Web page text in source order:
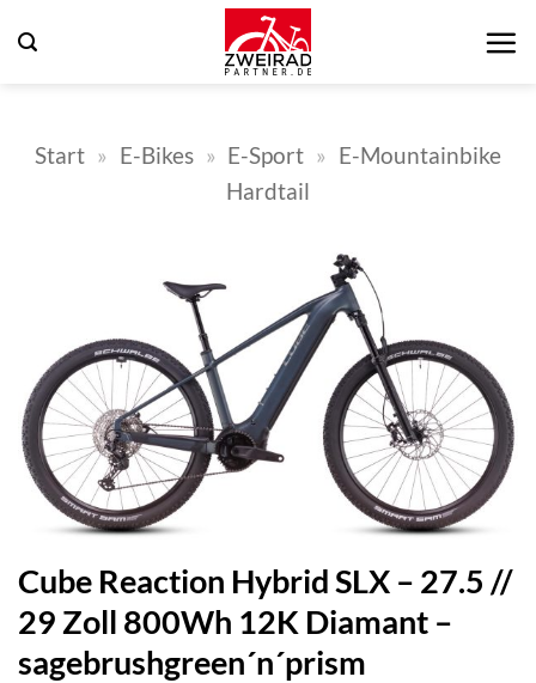
Inhalt
Start » E-Bikes » E-Sport » E-Mountainbike
Hardtail
Cube Reaction Hybrid SLX – 27.5 //
29 Zoll 800Wh 12K Diamant –
sagebrushgreen´n´prism